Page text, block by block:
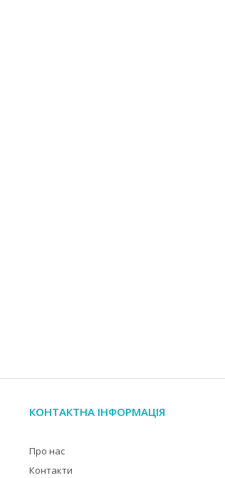
КОНТАКТНА ІНФОРМАЦІЯ
Про нас
Контакти